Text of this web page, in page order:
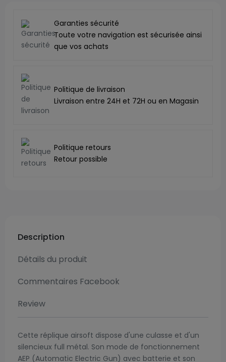
Garanties sécurité
Toute votre navigation est sécurisée ainsi
que vos achats
Politique de livraison
Livraison entre 24H et 72H ou en Magasin
Politique retours
Retour possible
Description
Détails du produit
Commentaires Facebook
Review
Cette réplique airsoft dispose d'une culasse et d'un
silencieux full métal. Son mode de fonctionnement
AEP (Automatic Electric Gun) avec batterie et son